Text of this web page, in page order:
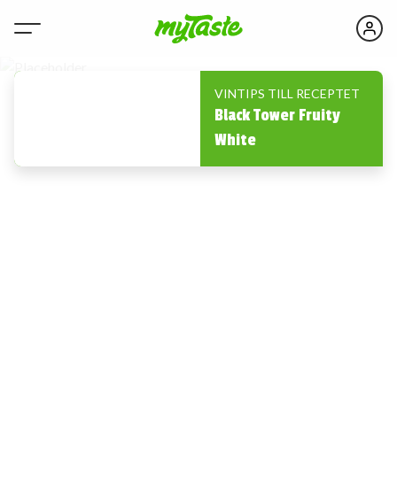
VINTIPS TILL RECEPTET
Black Tower Fruity
White